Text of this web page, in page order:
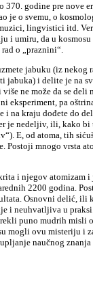
godine pre nove
je o svemu, o
lingvistici itd.
i umiru, da u
o „praznini“.
jabuku (iz nekog
jabuka) i delite je na
ne može da se deli
eksperiment, pa
i na kraju dođete do
je nedeljiv, ili, kako
E, od atoma, tih
Postoji mnogo vrsta
i njegov atomizam i
2200 godina.
Osnovni delić, ili
i neuhvatljiva u
puno mudrih misli
mogli ovu misteriju i
naučnog